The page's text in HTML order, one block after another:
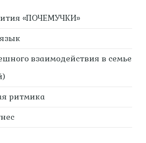
«ПОЧЕМУЧКИ»
взаимодействия в семье
ритмика